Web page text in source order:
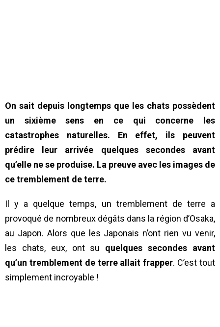
On sait depuis longtemps que les chats possèdent
un sixième sens en ce qui concerne les
catastrophes naturelles. En effet, ils peuvent
prédire leur arrivée quelques secondes avant
qu’elle ne se produise. La preuve avec les images de
ce tremblement de terre.
Il y a quelque temps, un tremblement de terre a
provoqué de nombreux dégâts dans la région d’Osaka,
au Japon. Alors que les Japonais n’ont rien vu venir,
les chats, eux, ont su quelques secondes avant
qu’un tremblement de terre allait frapper. C’est tout
simplement incroyable !